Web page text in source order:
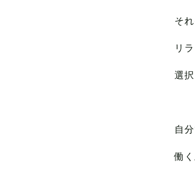
そ
リ
選
自
働